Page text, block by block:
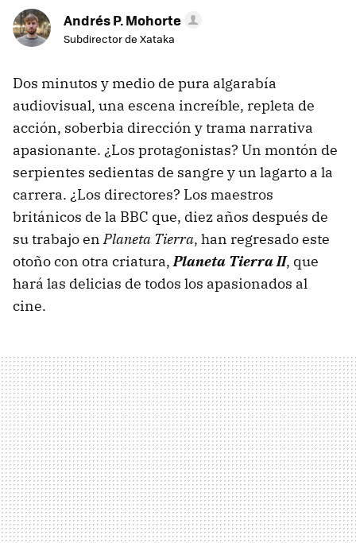
Andrés P. Mohorte
Subdirector de Xataka
Dos minutos y medio de pura algarabía
audiovisual, una escena increíble, repleta de
acción, soberbia dirección y trama narrativa
apasionante. ¿Los protagonistas? Un montón de
serpientes sedientas de sangre y un lagarto a la
carrera. ¿Los directores? Los maestros
británicos de la BBC que, diez años después de
su trabajo enPlaneta Tierra, han regresado este
otoño con otra criatura,Planeta Tierra II, que
hará las delicias de todos los apasionados al
cine.